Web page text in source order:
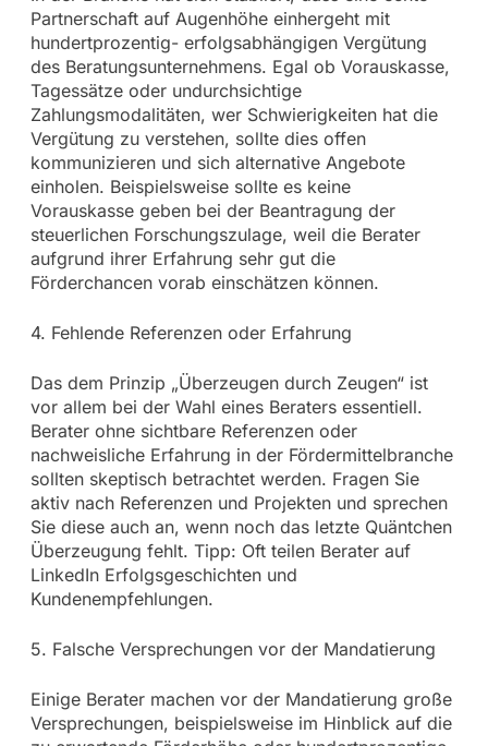
Partnerschaft auf Augenhöhe einhergeht mit
hundertprozentig- erfolgsabhängigen Vergütung
des Beratungsunternehmens. Egal ob Vorauskasse,
Tagessätze oder undurchsichtige
Zahlungsmodalitäten, wer Schwierigkeiten hat die
Vergütung zu verstehen, sollte dies offen
kommunizieren und sich alternative Angebote
einholen. Beispielsweise sollte es keine
Vorauskasse geben bei der Beantragung der
steuerlichen Forschungszulage, weil die Berater
aufgrund ihrer Erfahrung sehr gut die
Förderchancen vorab einschätzen können.
4. Fehlende Referenzen oder Erfahrung
Das dem Prinzip „Überzeugen durch Zeugen“ ist
vor allem bei der Wahl eines Beraters essentiell.
Berater ohne sichtbare Referenzen oder
nachweisliche Erfahrung in der Fördermittelbranche
sollten skeptisch betrachtet werden. Fragen Sie
aktiv nach Referenzen und Projekten und sprechen
Sie diese auch an, wenn noch das letzte Quäntchen
Überzeugung fehlt. Tipp: Oft teilen Berater auf
LinkedIn Erfolgsgeschichten und
Kundenempfehlungen.
5. Falsche Versprechungen vor der Mandatierung
Einige Berater machen vor der Mandatierung große
Versprechungen, beispielsweise im Hinblick auf die